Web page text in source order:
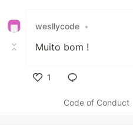
wesllycode •
Muito bom !
1
Code of Conduct